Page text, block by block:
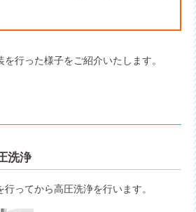
行った様子をご紹介いたします。
洗浄
ってから高圧洗浄を行います。